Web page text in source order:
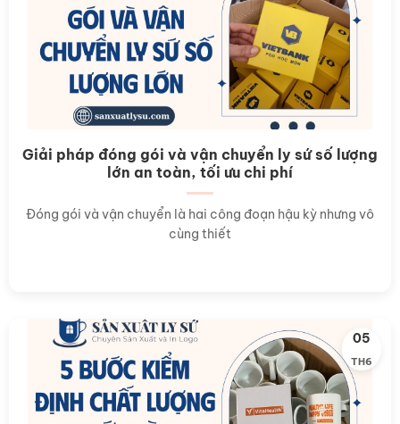
Giải pháp đóng gói và vận chuyển ly sứ số lượng
lớn an toàn, tối ưu chi phí
Đóng gói và vận chuyển là hai công đoạn hậu kỳ nhưng vô
cùng thiết
05
TH6